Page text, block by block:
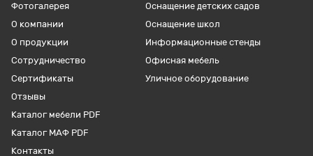
Фотогалерея
О компании
О продукции
Сотрудничество
Сертификаты
Отзывы
Каталог мебели PDF
Каталог МАФ PDF
Контакты
Оснащение детских садов
Оснащение школ
Информационные стенды
Офисная мебель
Уличное оборудование